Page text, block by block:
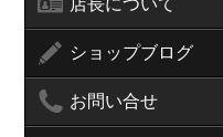
店長について
ショップブログ
お問い合せ